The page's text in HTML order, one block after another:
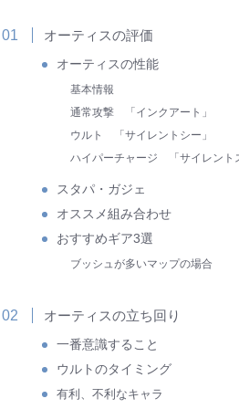
オーティスの評価
オーティスの性能
基本情報
通常攻撃 「インクアート」
ウルト 「サイレントシー」
ハイパーチャージ 「サイレント
スタパ・ガジェ
オススメ組み合わせ
おすすめギア3選
ブッシュが多いマップの場合
オーティスの立ち回り
一番意識すること
ウルトのタイミング
有利、不利なキャラ